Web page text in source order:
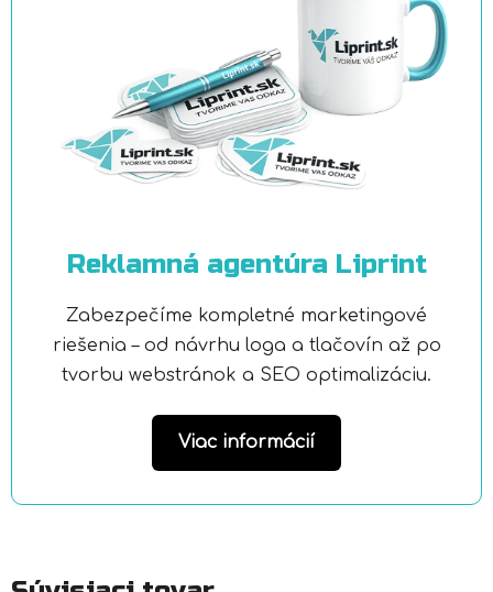
Reklamná agentúra Liprint
Zabezpečíme kompletné marketingové
riešenia – od návrhu loga a tlačovín až po
tvorbu webstránok a SEO optimalizáciu.
Viac informácií